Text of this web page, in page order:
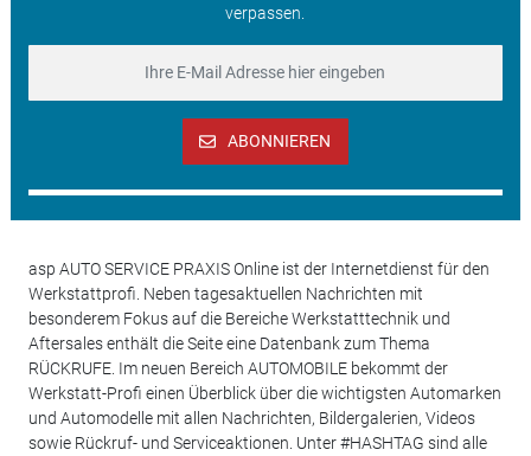
verpassen.
ABONNIEREN
asp AUTO SERVICE PRAXIS Online ist der Internetdienst für den
Werkstattprofi. Neben tagesaktuellen Nachrichten mit
besonderem Fokus auf die Bereiche Werkstatttechnik und
Aftersales enthält die Seite eine Datenbank zum Thema
RÜCKRUFE. Im neuen Bereich AUTOMOBILE bekommt der
Werkstatt-Profi einen Überblick über die wichtigsten Automarken
und Automodelle mit allen Nachrichten, Bildergalerien, Videos
sowie Rückruf- und Serviceaktionen. Unter #HASHTAG sind alle